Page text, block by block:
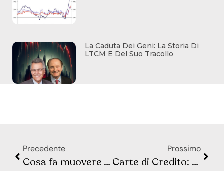
La Caduta Dei Geni: La Storia Di
LTCM E Del Suo Tracollo
Precedente
Cosa fa muovere Wall Street e la Borsa Europea? Sintesi Macro – Settimana 45
Prossimo
Carte di Credito: Scopri Quanto Paghi Davvero di Interessi (E Come Evitarli)